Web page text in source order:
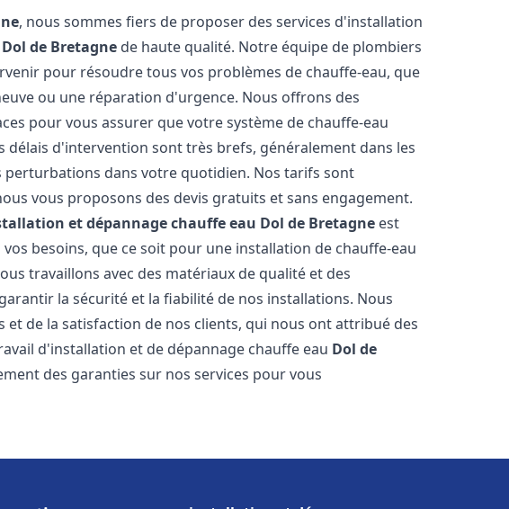
, nous sommes fiers de proposer des services d'installation
Dol de Bretagne de haute qualité. Notre équipe de plombiers
pour résoudre tous vos problèmes de chauffe-eau, que
ou une réparation d'urgence. Nous offrons des
pour vous assurer que votre système de chauffe-eau
d'intervention sont très brefs, généralement dans les
perturbations dans votre quotidien. Nos tarifs sont
vous proposons des devis gratuits et sans engagement.
et dépannage chauffe eau Dol de Bretagne est
besoins, que ce soit pour une installation de chauffe-eau
travaillons avec des matériaux de qualité et des
la sécurité et la fiabilité de nos installations. Nous
et de la satisfaction de nos clients, qui nous ont attribué des
d'installation et de dépannage chauffe eau Dol de
des garanties sur nos services pour vous